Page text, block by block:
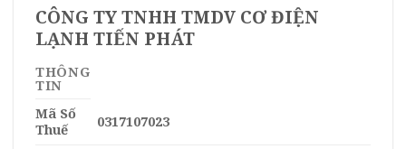
CÔNG TY TNHH TMDV CƠ ĐIỆN
LẠNH TIẾN PHÁT
THÔNG
TIN
Mã Số
Thuế
0317107023